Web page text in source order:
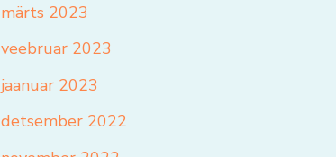
märts 2023
veebruar 2023
jaanuar 2023
detsember 2022